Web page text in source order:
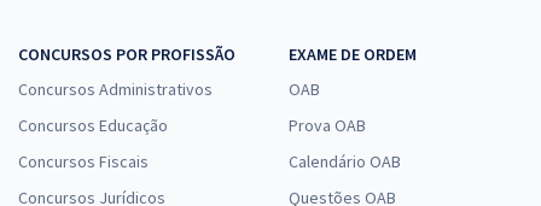
CONCURSOS POR PROFISSÃO
Concursos Administrativos
Concursos Educação
Concursos Fiscais
Concursos Jurídicos
EXAME DE ORDEM
OAB
Prova OAB
Calendário OAB
Questões OAB